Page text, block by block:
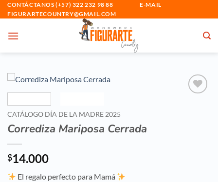
Saltar
al
CONTÁCTANOS (+57) 322 232 98 88 E-MAIL
FIGURARTECOUNTRY@GMAIL.COM
CATÁLOGO DÍA DE LA MADRE 2025
Corrediza Mariposa Cerrada
$14.000
El regalo perfecto para Mamá